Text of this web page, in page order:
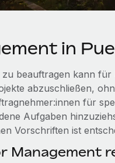
in
beauftragen kann
abzuschließen,
für
Aufgaben
Vorschriften ist
Management